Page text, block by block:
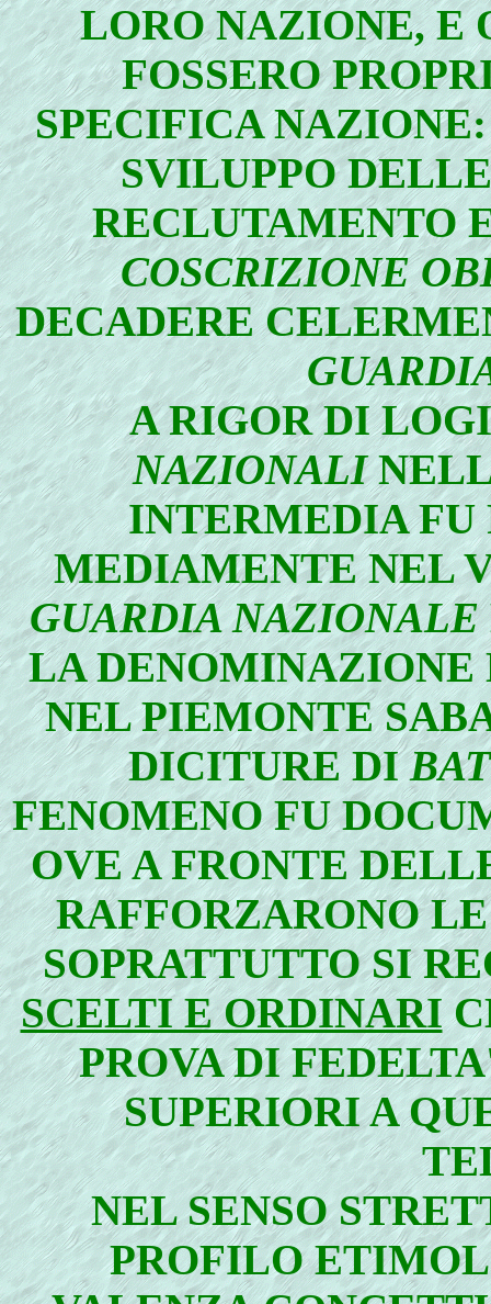
LORO NAZIONE, E
FOSSERO
SPECIFICA
SVILUPPO
RECLUTAMENTO
COSCRIZIONE
DECADERE
A RIGOR DI
NAZIONALI
INTERMEDIA FU
MEDIAMENTE NEL
GUARDIA NAZIONALE
LA
NEL PIEMONTE
DICITURE DI
FENOMENO FU
OVE A FRONTE
RAFFORZARONO
SOPRATTUTTO SI
SCELTI E ORDINARI
PROVA DI
SUPERIORI A
NEL SENSO
PROFILO